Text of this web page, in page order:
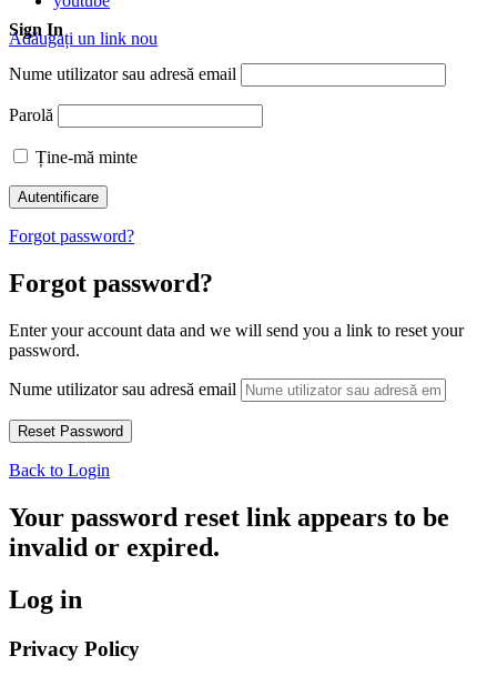
Adăugați un link nou
Sign In
Nume utilizator sau adresă email
Parolă
Ține-mă minte
Forgot password?
Forgot password?
Enter your account data and we will send you a link to reset your
password.
Nume utilizator sau adresă email
Back to Login
Your password reset link appears to be
invalid or expired.
Log in
Privacy Policy